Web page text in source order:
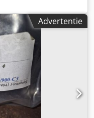
het probleem is
gedispergeerde
voldoet aan de
het riool. Dedsb A Iy
Advertentie